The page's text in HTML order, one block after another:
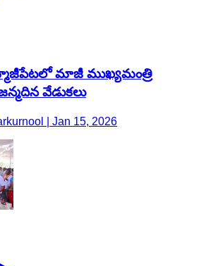
మాజీ ముఖ్యమంత్రి
వేడుకలు
| Jan 15, 2026